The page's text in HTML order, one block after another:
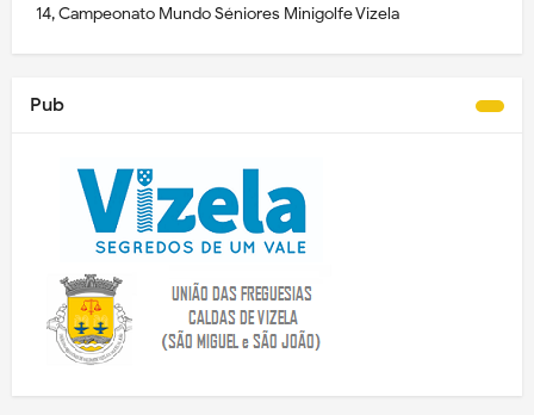
14, Campeonato Mundo Séniores Minigolfe Vizela
Pub